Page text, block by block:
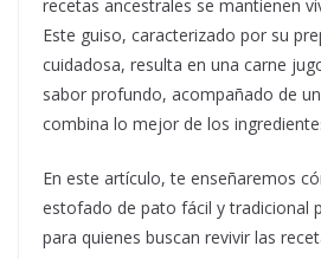
recetas ancestrales se mantienen
Este guiso, caracterizado por su
cuidadosa, resulta en una carne
sabor profundo, acompañado de
combina lo mejor de los
En este artículo, te enseñaremos
estofado de pato fácil y tradicional
para quienes buscan revivir las